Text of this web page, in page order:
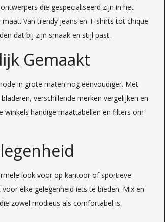
die gespecialiseerd zijn in het
Van trendy jeans en T-shirts tot chique
dat bij zijn smaak en stijl past.
Gemaakt
in grote maten nog eenvoudiger. Met
verschillende merken vergelijken en
winkels handige maattabellen en filters om
look voor op kantoor of sportieve
elke gelegenheid iets te bieden. Mix en
zowel modieus als comfortabel is.